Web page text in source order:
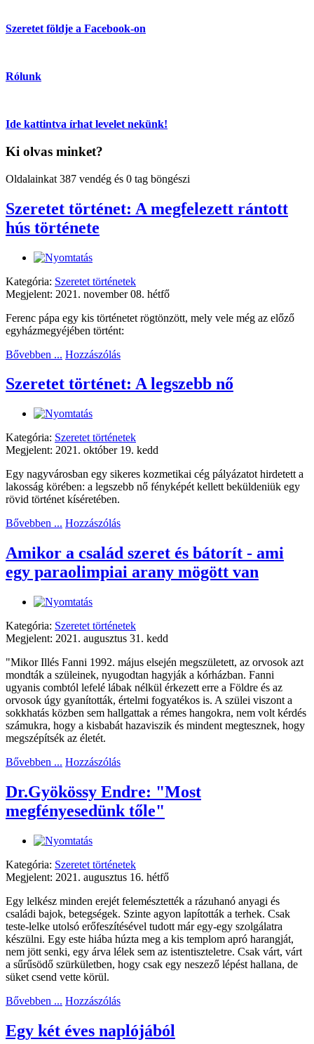
Szeretet földje a Facebook-on
Rólunk
Ide kattintva írhat levelet nekünk!
Ki olvas minket?
Oldalainkat 387 vendég és 0 tag böngészi
Szeretet történet: A megfelezett rántott
hús története
Kategória: Szeretet történetek
Megjelent: 2021. november 08. hétfő
Ferenc pápa egy kis történetet rögtönzött, mely vele még az előző
egyházmegyéjében történt:
Bővebben ... Hozzászólás
Szeretet történet: A legszebb nő
Kategória: Szeretet történetek
Megjelent: 2021. október 19. kedd
Egy nagyvárosban egy sikeres kozmetikai cég pályázatot hirdetett a
lakosság körében: a legszebb nő fényképét kellett beküldeniük egy
rövid történet kíséretében.
Bővebben ... Hozzászólás
Amikor a család szeret és bátorít - ami
egy paraolimpiai arany mögött van
Kategória: Szeretet történetek
Megjelent: 2021. augusztus 31. kedd
"Mikor Illés Fanni 1992. május elsején megszületett, az orvosok azt
mondták a szüleinek, nyugodtan hagyják a kórházban. Fanni
ugyanis combtól lefelé lábak nélkül érkezett erre a Földre és az
orvosok úgy gyanították, értelmi fogyatékos is. A szülei viszont a
sokkhatás közben sem hallgattak a rémes hangokra, nem volt kérdés
számukra, hogy a kisbabát hazaviszik és mindent megtesznek, hogy
megszépítsék az életét.
Bővebben ... Hozzászólás
Dr.Gyökössy Endre: "Most
megfényesedünk tőle"
Kategória: Szeretet történetek
Megjelent: 2021. augusztus 16. hétfő
Egy lelkész minden erejét felemésztették a rázuhanó anyagi és
családi bajok, betegségek. Szinte agyon lapították a terhek. Csak
teste-lelke utolsó erőfeszítésével tudott már egy-egy szolgálatra
készülni. Egy este hiába húzta meg a kis templom apró harangját,
nem jött senki, egy árva lélek sem az istentiszteletre. Csak várt, várt
a sűrűsödő szürkületben, hogy csak egy neszező lépést hallana, de
süket csend vette körül.
Bővebben ... Hozzászólás
Egy két éves naplójából